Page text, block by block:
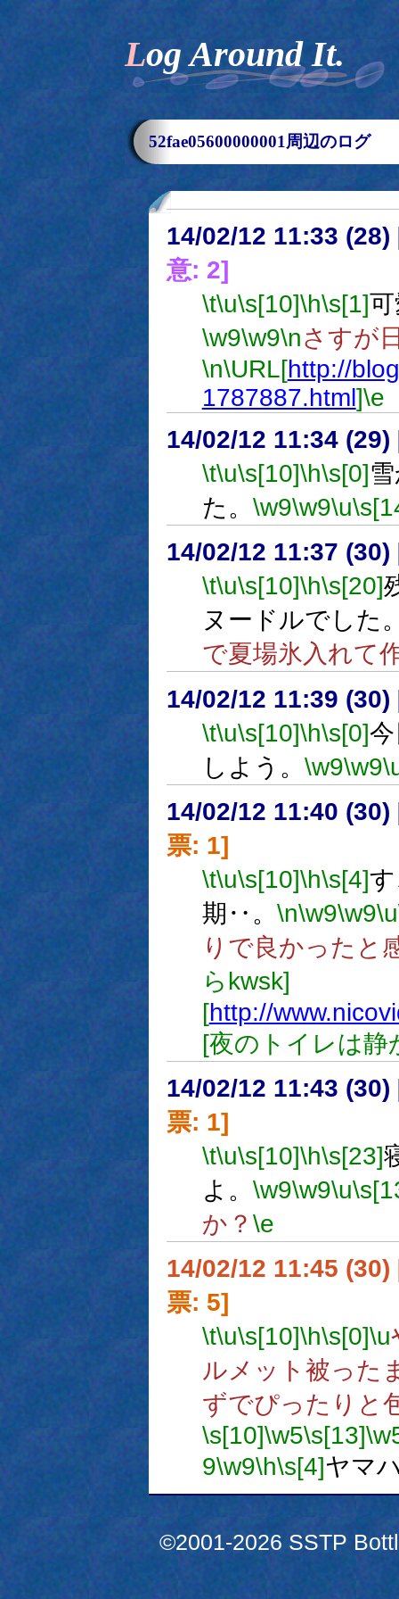
Log Around It.
52fae05600000001周辺のログ
14/02/12 11:33 (28)
意: 2]
\t\u\s[10]\h\s[1]
\w9\w9\nさすが
\n\URL[http://
1787887.html]\e
14/02/12 11:34 (29)
\t\u\s[10]\h\s[0]
た。 \w9\w9\u
14/02/12 11:37 (30)
\t\u\s[10]\h\s[20]
ヌードルでした
で夏場氷入れて
14/02/12 11:39 (30)
\t\u\s[10]\h\s[0]
しよう。 \w9\w9
14/02/12 11:40 (30)
票: 1]
\t\u\s[10]\h\s[4]
期‥。 \n\w9\w9\u
りで良かったと
らkwsk]
[http://
[夜のトイレは静
14/02/12 11:43 (30)
票: 1]
\t\u\s[10]\h\s[23]
よ。 \w9\w9\u
か？ \e
14/02/12 11:45 (30)
票: 5]
\t\u\s[10]\h\s[0]\u
ルメット被った
ずでぴったりと
\s[10]\w5\s[13]
9\w9\h\s[4]ヤマ
©2001-2026 SSTP